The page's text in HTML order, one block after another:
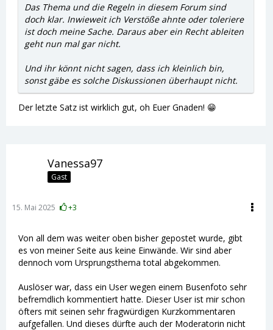
Das Thema und die Regeln in diesem Forum sind
doch klar. Inwieweit ich Verstöße ahnte oder toleriere
ist doch meine Sache. Daraus aber ein Recht ableiten
geht nun mal gar nicht.
Und ihr könnt nicht sagen, dass ich kleinlich bin,
sonst gäbe es solche Diskussionen überhaupt nicht.
Der letzte Satz ist wirklich gut, oh Euer Gnaden! 😁
Vanessa97
Gast
15. Mai 2025 +3
Von all dem was weiter oben bisher gepostet wurde, gibt
es von meiner Seite aus keine Einwände. Wir sind aber
dennoch vom Ursprungsthema total abgekommen.
Auslöser war, dass ein User wegen einem Busenfoto sehr
befremdlich kommentiert hatte. Dieser User ist mir schon
öfters mit seinen sehr fragwürdigen Kurzkommentaren
aufgefallen. Und dieses dürfte auch der Moderatorin nicht